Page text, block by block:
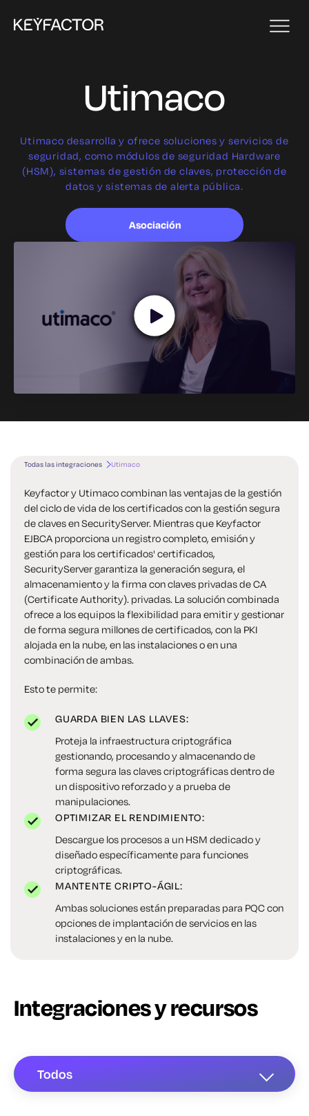
Utimaco
Utimaco desarrolla y ofrece soluciones y servicios de
seguridad, como módulos de seguridad Hardware
(HSM), sistemas de gestión de claves, protección de
datos y sistemas de alerta pública.
Asociación
Todas las integraciones Utimaco
Keyfactor y Utimaco combinan las ventajas de la gestión
del ciclo de vida de los certificados con la gestión segura
de claves enSecurityServer. Mientras que Keyfactor
EJBCA proporciona un registro completo, emisión y
gestión para los certificados' certificados,
SecurityServer garantiza la generación segura, el
almacenamiento y la firma con claves privadas de CA
(Certificate Authority). privadas. La solución combinada
ofrece a los equipos la flexibilidad para emitir y gestionar
de forma segura millones de certificados, con la PKI
alojada en la nube, en las instalaciones o en una
combinación de ambas.
Esto te permite:
GUARDA BIEN LAS LLAVES:
Proteja la infraestructura criptográfica
gestionando, procesando y almacenando de
forma segura las claves criptográficas dentro de
un dispositivo reforzado y a prueba de
manipulaciones.
OPTIMIZAR EL RENDIMIENTO:
Descargue los procesos a un HSM dedicado y
diseñado específicamente para funciones
criptográficas.
MANTENTE CRIPTO-ÁGIL:
Ambas soluciones están preparadas para PQC con
opciones de implantación de servicios en las
instalaciones y en la nube.
Integraciones y recursos
Todos